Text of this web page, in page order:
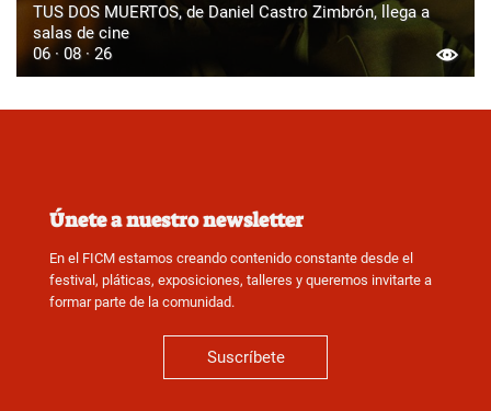
TUS DOS MUERTOS, de Daniel Castro Zimbrón, llega a
salas de cine
06 · 08 · 26
Únete a nuestro newsletter
En el FICM estamos creando contenido constante desde el
festival, pláticas, exposiciones, talleres y queremos invitarte a
formar parte de la comunidad.
Suscríbete